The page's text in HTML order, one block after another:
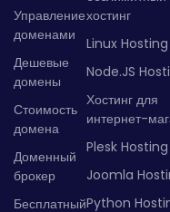
Управление
доменами
Дешевые
домены
Стоимость
домена
Доменный
брокер
Бесплатный
хостинг
Linux Hosting
Node.JS
Хостинг для
интернет-
Plesk Hosting
Joomla
Python